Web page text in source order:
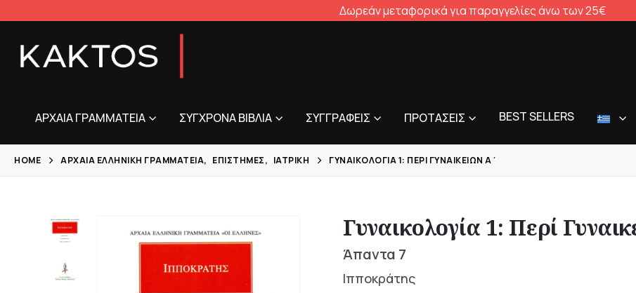
Δωρεάν μεταφορικά για παραγγελίες άνω των 25€
ΑΡΧΑΊΑ ΓΡΑΜΜΑΤΕΊΑ ΣΎΓΧΡΟΝΑ ΒΙΒΛΊΑ ΣΥΓΓΡΑΦΕΊΣ ΠΡΟΤΆΣΕΙΣ BEST SELLERS
HOME ΑΡΧΑΊΑ ΕΛΛΗΝΙΚΉ ΓΡΑΜΜΑΤΕΊΑ, ΕΠΙΣΤΉΜΕΣ, ΙΑΤΡΙΚΉ ΓΥΝΑΙΚΟΛΟΓΊΑ 1: ΠΕΡΊ ΓΥΝΑΙΚΕΊΩΝ Α΄
Γυναικολογία 1: Περί
Άπαντα 7
Ιπποκράτης